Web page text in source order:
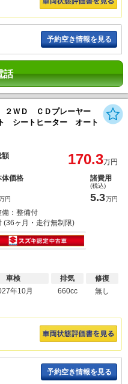
予約空き情報を見る
話
ＷＤ ＣＤプレーヤー
シートヒーター オート
額 170.3万円
体価格
円
諸費用
(税込)
5.3万円
備：整備付
(36ヶ月・走行無制限)
車検
年10月
排気
660cc
修復
無し
予約空き情報を見る